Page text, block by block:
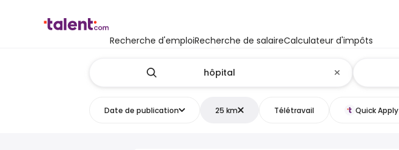
Recherche d'emploiRecherche de salaireCalculateur d'impôts
Date de publication 25 km Télétravail Quick Apply